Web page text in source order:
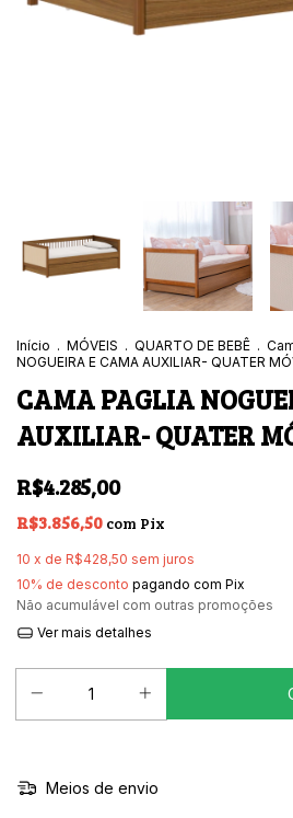
Início . MÓVEIS . QUARTO DE BEBÊ .
NOGUEIRA E CAMA AUXILIAR- QUATER
CAMA PAGLIA
AUXILIAR- QUATER
R$4.285,00
R$3.856,50 com Pix
10 x de R$428,50 sem juros
10% de desconto pagando com Pix
Não acumulável com outras promoções
Ver mais detalhes
Meios de envio